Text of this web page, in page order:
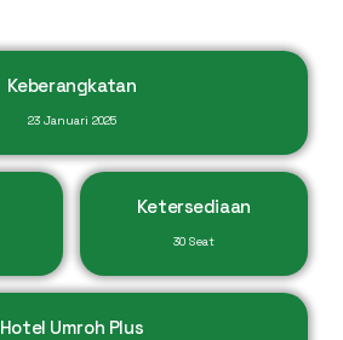
Keberangkatan
23 Januari 2025
Ketersediaan
30 Seat
Hotel Umroh Plus